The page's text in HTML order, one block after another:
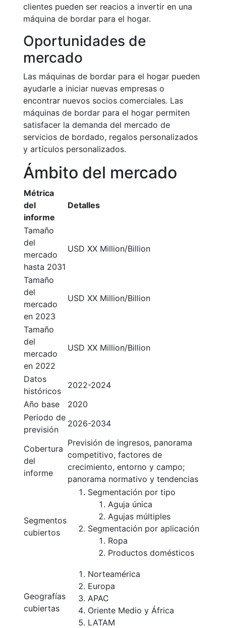
clientes pueden ser reacios a invertir en una
máquina de bordar para el hogar.
Oportunidades de
mercado
Las máquinas de bordar para el hogar pueden
ayudarle a iniciar nuevas empresas o
encontrar nuevos socios comerciales. Las
máquinas de bordar para el hogar permiten
satisfacer la demanda del mercado de
servicios de bordado, regalos personalizados
y artículos personalizados.
Ámbito del mercado
Métrica
del
informe
Detalles
Tamaño
del
mercado
hasta 2031
USD XX Million/Billion
Tamaño
del
mercado
en 2023
USD XX Million/Billion
Tamaño
del
mercado
en 2022
USD XX Million/Billion
Datos
históricos
2022-2024
Año base
2020
Periodo de
previsión
2026-2034
Cobertura
del
informe
Previsión de ingresos, panorama
competitivo, factores de
crecimiento, entorno y campo;
panorama normativo y tendencias
Segmentos
cubiertos
Segmentación por tipo
Aguja única
Agujas múltiples
Segmentación por aplicación
Ropa
Productos domésticos
Geografías
cubiertas
Norteamérica
Europa
APAC
Oriente Medio y África
LATAM